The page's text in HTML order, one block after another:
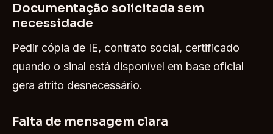
Documentação solicitada sem
necessidade
Pedir cópia de IE, contrato social, certificado
quando o sinal está disponível em base oficial
gera atrito desnecessário.
Falta de mensagem clara